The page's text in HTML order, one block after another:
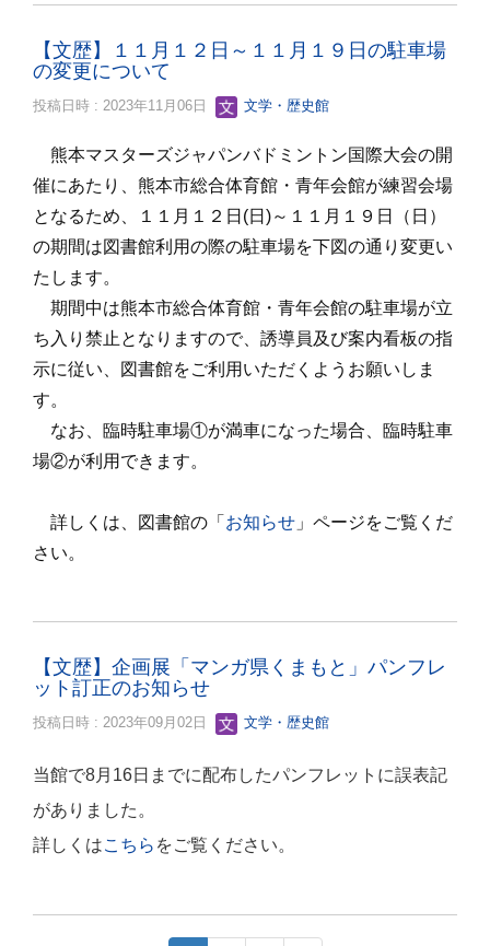
【文歴】１１月１２日～１１月１９日の駐車場
の変更について
投稿日時 : 2023年11月06日 文学・歴史館
熊本マスターズジャパンバドミントン国際大会の開
催にあたり、熊本市総合体育館・青年会館が練習会場
となるため、
１１月１２日(日)～１１月１９日（日）
の期間は図書館利用の際の駐車場を下図の通り変更い
たします。
期間中は熊本市総合体育館・青年会館の駐車場が立
ち入り禁止となりますので、誘導員及び案内看板の指
示に従い、図書館をご利用いただくようお願いしま
す。
なお、臨時駐車場①が満車になった場合、臨時駐車
場②が利用できます。
詳しくは、図書館の「 お知らせ 」ページをご覧くだ
さい。
【文歴】企画展「マンガ県くまもと」パンフレ
ット訂正のお知らせ
投稿日時 : 2023年09月02日 文学・歴史館
当館で8月16日までに配布したパンフレットに誤表記
がありました。
詳しくはこちら をご覧ください。